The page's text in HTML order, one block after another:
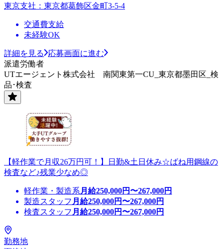
東京支社：東京都葛飾区金町3-5-4
交通費支給
未経験OK
詳細を見る
応募画面に進む
派遣労働者
UTエージェント株式会社 南関東第一CU_東京都墨田区_検
品･検査
【軽作業で月収26万円可！】日勤&土日休み☆ばね用鋼線の
検査など♪残業少なめ◎
軽作業・製造系 月給250,000円〜267,000円
製造スタッフ 月給250,000円〜267,000円
検査スタッフ 月給250,000円〜267,000円
勤務地